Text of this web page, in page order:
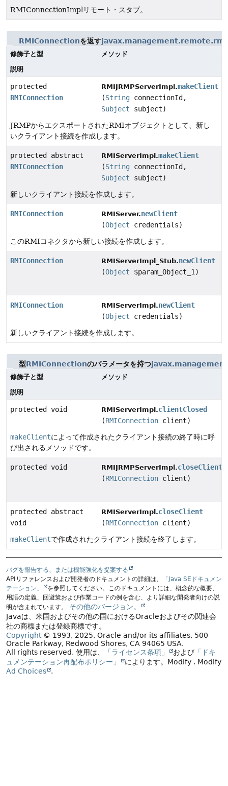
RMIConnectionImplリモート・スタブ。
RMIConnectionを返すjavax.management.remote.rmi
修飾子と型
メソッド
説明
protected
RMIConnection
RMIJRMPServerImpl.makeClient
(String connectionId,
Subject subject)
JRMPからエクスポートされたRMIオブジェクトとして、新し
いクライアント接続を作成します。
protected abstract
RMIConnection
RMIServerImpl.makeClient
(String connectionId,
Subject subject)
新しいクライアント接続を作成します。
RMIConnection RMIServer.newClient
(Object credentials)
このRMIコネクタから新しい接続を作成します。
RMIConnection RMIServerImpl_Stub.newClient
(Object $param_Object_1)
RMIConnection RMIServerImpl.newClient
(Object credentials)
新しいクライアント接続を作成します。
型RMIConnectionのパラメータを持つ
修飾子と型
メソッド
説明
protected void RMIServerImpl.clientClosed
(RMIConnection client)
makeClientによって作成されたクライアント接続の終了時に呼
び出されるメソッドです。
protected void RMIJRMPServerImpl.closeClient
(RMIConnection client)
protected abstract
void
RMIServerImpl.closeClient
(RMIConnection client)
makeClientで作成されたクライアント接続を終了します。
バグを報告する、または機能強化を提案する
APIリファレンスおよび開発者のドキュメントの詳細は、
「Java SEドキュメン
テーション」
を参照してください。このドキュメントには、概念的な概要、
用語の定義、回避策および作業コードの例を含む、より詳細な開発者向けの説
明が含まれています。
その他のバージョン。
Javaは、米国およびその他の国におけるOracleおよびその関連会
社の商標または登録商標です。
Copyright© 1993, 2025, Oracle and/or its affiliates, 500
Oracle Parkway, Redwood Shores, CA 94065 USA.
All rights reserved. 使用は、 「ライセンス条項」 および 「ドキ
ュメンテーション再配布ポリシー」
によります。 Modify . Modify
Ad Choices
.